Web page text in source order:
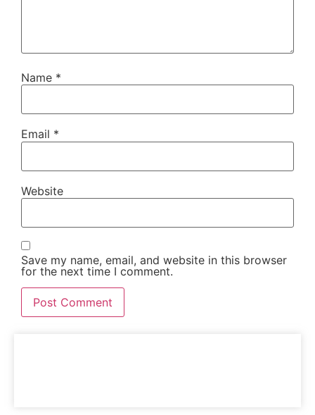
Name *
Email *
Website
Save my name, email, and website in this browser
for the next time I comment.